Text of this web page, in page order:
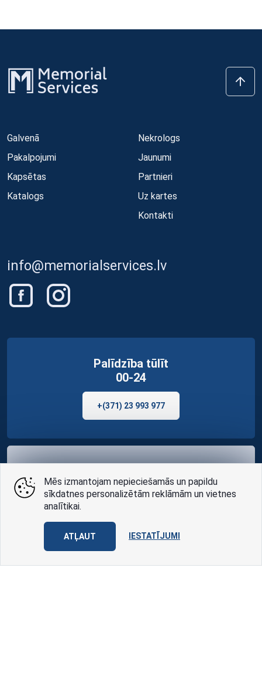
Galvenā
Pakalpojumi
Kapsētas
Katalogs
Nekrologs
Jaunumi
Partnieri
Uz kartes
Kontakti
info@memorialservices.lv
Palīdzība tūlīt
00-24
+(371) 23 993 977
konsultāciju
Mēs izmantojam nepieciešamās un papildu
sīkdatnes personalizētām reklāmām un vietnes
analītikai.
ATĻAUT IESTATĪJUMI